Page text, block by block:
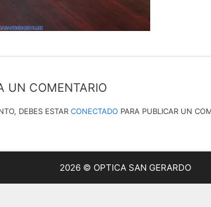
UN COMENTARIO
DEBES ESTAR CONECTADO PARA PUBLICAR UN
2026 © OPTICA SAN GERARDO